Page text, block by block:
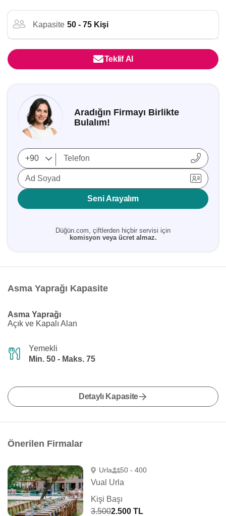
Kapasite 50 - 75 Kişi
Teklif Al
Aradığın Firmayı Birlikte
Bulalım!
Ad Soyad
Seni Arayalım
Düğün.com, çiftlerden hiçbir servisi için
komisyon veya ücret almaz.
Asma Yaprağı Kapasite
Asma Yaprağı
Açık ve Kapalı Alan
Yemekli
Min. 50 - Maks. 75
Detaylı Kapasite
Önerilen Firmalar
Urla 50 - 400
Vual Urla
Kişi Başı
3.5002.500 TL